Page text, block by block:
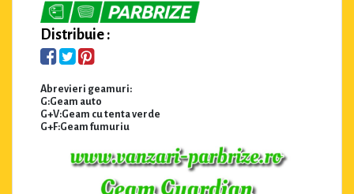
Distribuie :
Abrevieri geamuri:
G:Geam auto
G+V:Geam cu tenta verde
G+F:Geam fumuriu